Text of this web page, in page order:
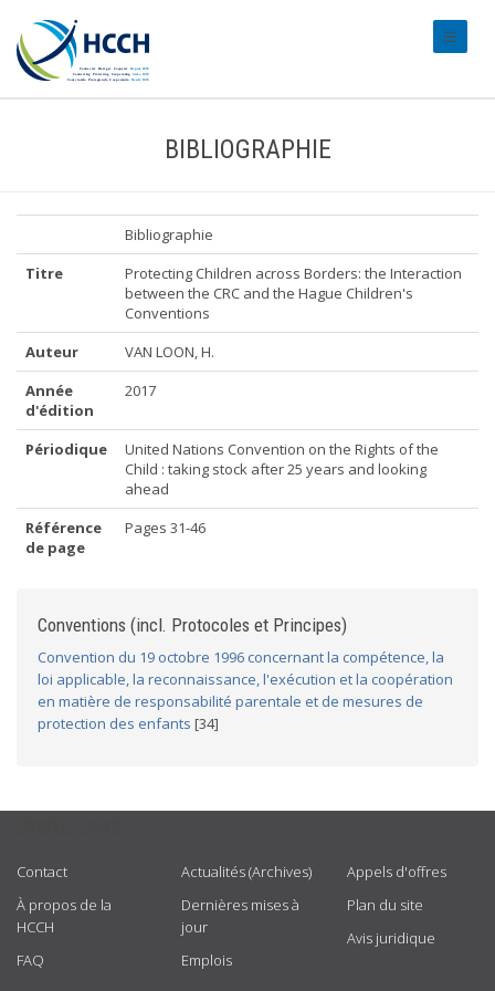
BIBLIOGRAPHIE
Bibliographie
Titre
Protecting Children across Borders: the Interaction
between the CRC and the Hague Children's
Conventions
Auteur
VAN LOON, H.
Année
d'édition
2017
Périodique
United Nations Convention on the Rights of the
Child : taking stock after 25 years and looking
ahead
Référence
de page
Pages 31-46
Conventions (incl. Protocoles et Principes)
Convention du 19 octobre 1996 concernant la compétence, la
loi applicable, la reconnaissance, l'exécution et la coopération
en matière de responsabilité parentale et de mesures de
protection des enfants [34]
Contact
À propos de la
HCCH
FAQ
Actualités (Archives)
Dernières mises à
jour
Emplois
Appels d'offres
Plan du site
Avis juridique